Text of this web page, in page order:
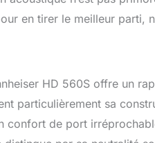
en tirer le meilleur parti,
HD 560S offre un
particulièrement sa
confort de port